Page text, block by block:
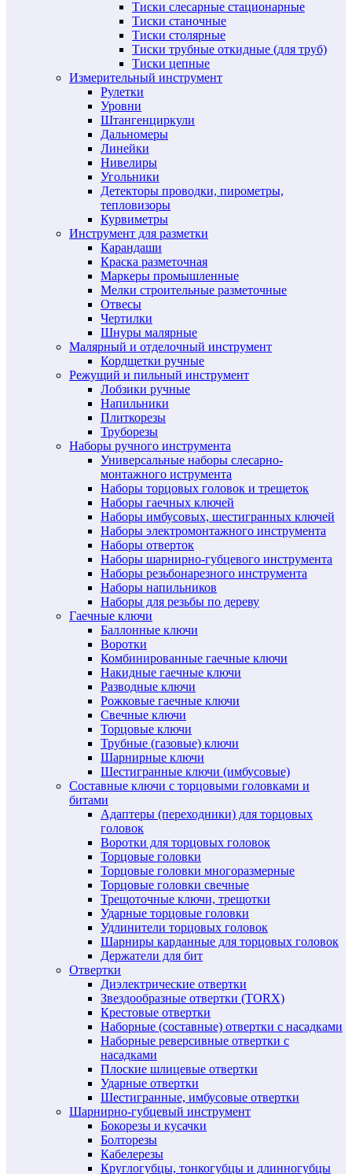
Тиски слесарные стационарные
Тиски станочные
Тиски столярные
Тиски трубные откидные (для труб)
Тиски цепные
Измерительный инструмент
Рулетки
Уровни
Штангенциркули
Дальномеры
Линейки
Нивелиры
Угольники
Детекторы проводки, пирометры,
тепловизоры
Курвиметры
Инструмент для разметки
Карандаши
Краска разметочная
Маркеры промышленные
Мелки строительные разметочные
Отвесы
Чертилки
Шнуры малярные
Малярный и отделочный инструмент
Кордщетки ручные
Режущий и пильный инструмент
Лобзики ручные
Напильники
Плиткорезы
Труборезы
Наборы ручного инструмента
Универсальные наборы слесарно-
монтажного иструмента
Наборы торцовых головок и трещеток
Наборы гаечных ключей
Наборы имбусовых, шестигранных ключей
Наборы электромонтажного инструмента
Наборы отверток
Наборы шарнирно-губцевого инструмента
Наборы резьбонарезного инструмента
Наборы напильников
Наборы для резьбы по дереву
Гаечные ключи
Баллонные ключи
Воротки
Комбинированные гаечные ключи
Накидные гаечные ключи
Разводные ключи
Рожковые гаечные ключи
Свечные ключи
Торцовые ключи
Трубные (газовые) ключи
Шарнирные ключи
Шестигранные ключи (имбусовые)
Составные ключи с торцовыми головками и
битами
Адаптеры (переходники) для торцовых
головок
Воротки для торцовых головок
Торцовые головки
Торцовые головки многоразмерные
Торцовые головки свечные
Трещоточные ключи, трещотки
Ударные торцовые головки
Удлинители торцовых головок
Шарниры карданные для торцовых головок
Держатели для бит
Отвертки
Диэлектрические отвертки
Звездообразные отвертки (TORX)
Крестовые отвертки
Наборные (составные) отвертки с насадками
Наборные реверсивные отвертки с
насадками
Плоские шлицевые отвертки
Ударные отвертки
Шестигранные, имбусовые отвертки
Шарнирно-губцевый инструмент
Бокорезы и кусачки
Болторезы
Кабелерезы
Круглогубцы, тонкогубцы и длинногубцы